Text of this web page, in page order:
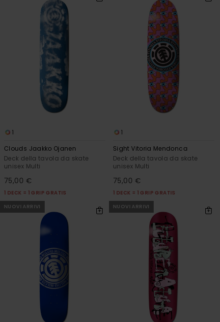
1
Clouds Jaakko Ojanen
Deck della tavola da skate
unisex Multi
75,00 €
1 DECK = 1 GRIP GRATIS
1
Sight Vitoria Mendonca
Deck della tavola da skate
unisex Multi
75,00 €
1 DECK = 1 GRIP GRATIS
NUOVI ARRIVI
NUOVI ARRIVI